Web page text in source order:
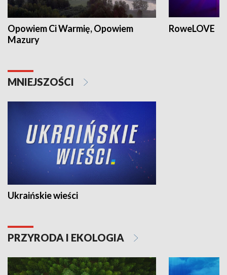
Opowiem Ci Warmię, Opowiem
Mazury
RoweLOVE
MNIEJSZOŚCI
Ukraińskie wieści
PRZYRODA I EKOLOGIA